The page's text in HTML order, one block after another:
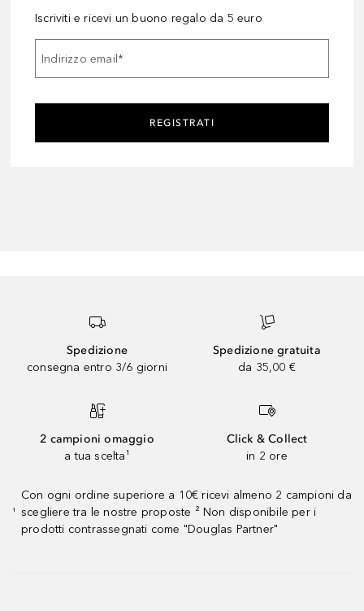
Iscriviti e ricevi un buono regalo da 5 euro
Indirizzo email *
REGISTRATI
Spedizione
consegna entro 3/6 giorni
Spedizione gratuita
da 35,00 €
2 campioni omaggio
a tua scelta¹
Click & Collect
in 2 ore
¹
Con ogni ordine superiore a 10€ ricevi almeno 2 campioni da
scegliere tra le nostre proposte ² Non disponibile per i
prodotti contrassegnati come "Douglas Partner"